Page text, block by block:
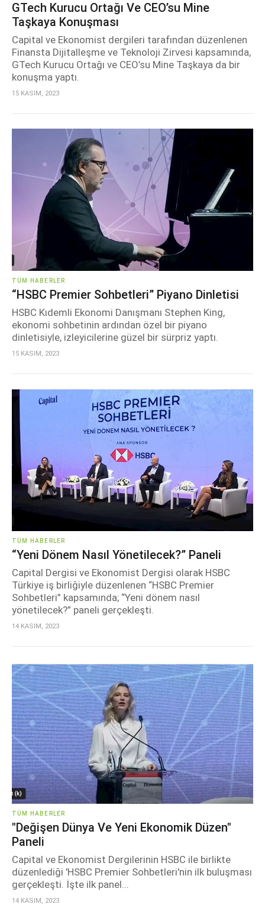
GTech Kurucu Ortağı Ve CEO’su Mine
Taşkaya Konuşması
Capital ve Ekonomist dergileri tarafından düzenlenen
Finansta Dijitalleşme ve Teknoloji Zirvesi kapsamında,
GTech Kurucu Ortağı ve CEO’su Mine Taşkaya da bir
konuşma yaptı.
15 KASIM, 2023
TÜM HABERLER
“HSBC Premier Sohbetleri” Piyano Dinletisi
HSBC Kıdemli Ekonomi Danışmanı Stephen King,
ekonomi sohbetinin ardından özel bir piyano
dinletisiyle, izleyicilerine güzel bir sürpriz yaptı.
15 KASIM, 2023
TÜM HABERLER
“Yeni Dönem Nasıl Yönetilecek?” Paneli
Capital Dergisi ve Ekonomist Dergisi olarak HSBC
Türkiye iş birliğiyle düzenlenen “HSBC Premier
Sohbetleri” kapsamında; “Yeni dönem nasıl
yönetilecek?” paneli gerçekleşti.
14 KASIM, 2023
TÜM HABERLER
"Değişen Dünya Ve Yeni Ekonomik Düzen"
Paneli
Capital ve Ekonomist Dergilerinin HSBC ile birlikte
düzenlediği 'HSBC Premier Sohbetleri'nin ilk buluşması
gerçekleşti. İşte ilk panel...
14 KASIM, 2023